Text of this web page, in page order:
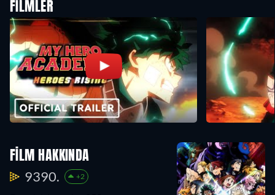
FILMLER
FILM HAKKINDA
9390. +2